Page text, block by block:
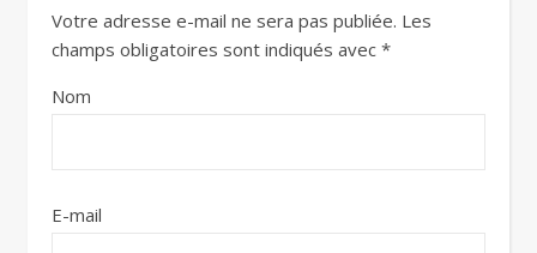
Votre adresse e-mail ne sera pas publiée. Les
champs obligatoires sont indiqués avec *
Nom
E-mail